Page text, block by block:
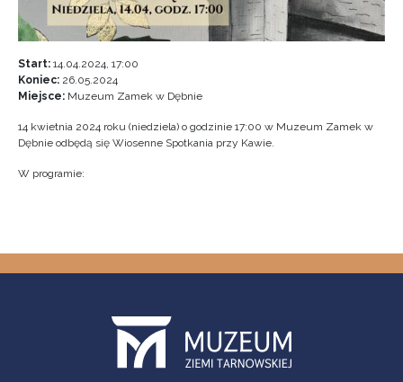
Start: 14.04.2024, 17:00
Koniec: 26.05.2024
Miejsce: Muzeum Zamek w Dębnie
14 kwietnia 2024 roku (niedziela) o godzinie 17:00 w Muzeum Zamek w
Dębnie odbędą się Wiosenne Spotkania przy Kawie.
W programie: